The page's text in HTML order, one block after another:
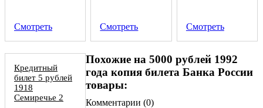
Смотреть Смотреть Смотреть
Кредитный
билет 5 рублей
1918
Семиречье 2
Похожие на 5000 рублей 1992
года копия билета Банка России
товары:
Комментарии (0)